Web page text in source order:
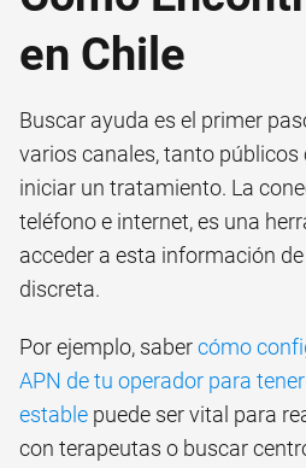
en Chile
Buscar ayuda es el primer
varios canales, tanto
iniciar un tratamiento. La
teléfono e internet, es una
acceder a esta información
discreta.
Por ejemplo, sabercómo
APN de tu operador para
estable puede ser vital para
con terapeutas o buscar